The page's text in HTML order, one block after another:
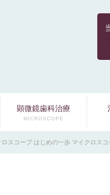
顕微鏡歯科治療
MICROSCOPE
ロスコープ はじめの一歩 マイクロス